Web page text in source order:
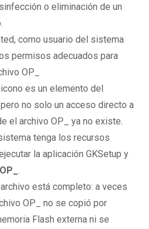
o eliminación de un
como usuario del sistema
permisos adecuados para
OP_
es un elemento del
no solo un acceso directo a
el archivo OP_ ya no existe.
tenga los recursos
la aplicación GKSetup y
.
está completo: a veces
OP_ no se copió por
Flash externa ni se